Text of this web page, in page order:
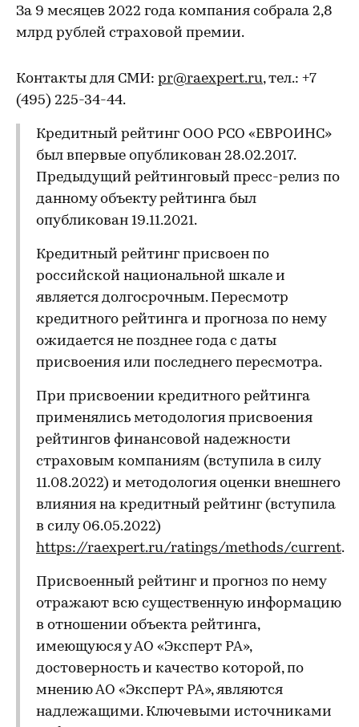
За 9 месяцев 2022 года компания собрала 2,8
млрд рублей страховой премии.
Контакты для СМИ: pr@raexpert.ru, тел.: +7
(495) 225-34-44.
Кредитный рейтинг ООО РСО «ЕВРОИНС»
был впервые опубликован 28.02.2017.
Предыдущий рейтинговый пресс-релиз по
данному объекту рейтинга был
опубликован 19.11.2021.
Кредитный рейтинг присвоен по
российской национальной шкале и
является долгосрочным. Пересмотр
кредитного рейтинга и прогноза по нему
ожидается не позднее года с даты
присвоения или последнего пересмотра.
При присвоении кредитного рейтинга
применялись методология присвоения
рейтингов финансовой надежности
страховым компаниям (вступила в силу
11.08.2022) и методология оценки внешнего
влияния на кредитный рейтинг (вступила
в силу 06.05.2022)
https://raexpert.ru/ratings/methods/current.
Присвоенный рейтинг и прогноз по нему
отражают всю существенную информацию
в отношении объекта рейтинга,
имеющуюся у АО «Эксперт РА»,
достоверность и качество которой, по
мнению АО «Эксперт РА», являются
надлежащими. Ключевыми источниками